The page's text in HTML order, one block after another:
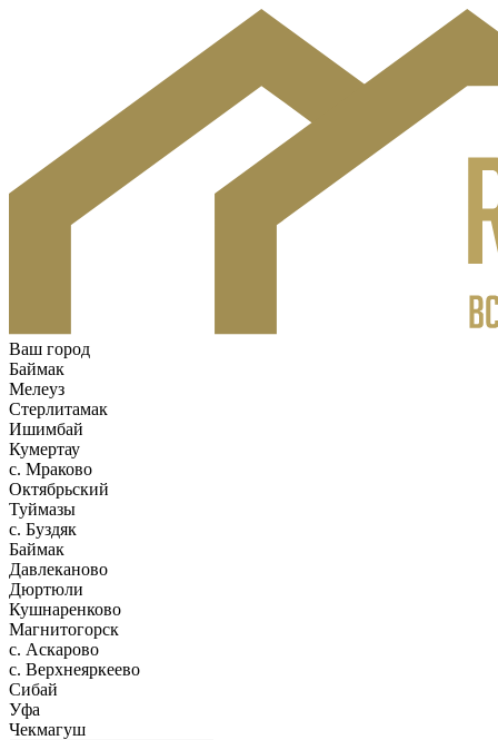
Ваш город
Баймак
Мелеуз
Стерлитамак
Ишимбай
Кумертау
c. Мраково
Октябрьский
Туймазы
c. Буздяк
Баймак
Давлеканово
Дюртюли
Кушнаренково
Магнитогорск
с. Аскарово
с. Верхнеяркеево
Сибай
Уфа
Чекмагуш